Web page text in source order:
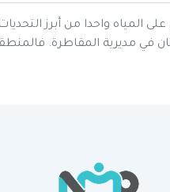
المياه واحدا من أبرز